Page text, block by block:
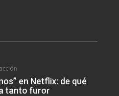
en Netflix: de qué
tanto furor